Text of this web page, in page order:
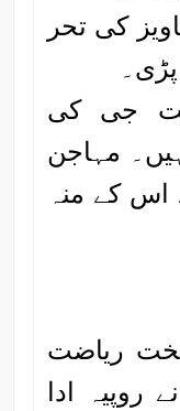
کی تحر
جی کی
مہاجن
اس کے منہ
ریاضت
ادا